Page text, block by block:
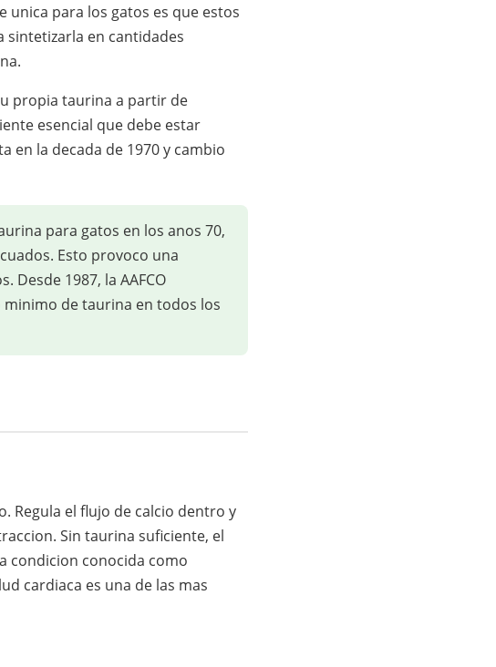
unica para los gatos es que estos
sintetizarla en cantidades
propia taurina a partir de
esencial que debe estar
en la decada de 1970 y cambio
para gatos en los anos 70,
Esto provoco una
Desde 1987, la AAFCO
minimo de taurina en todos los
Regula el flujo de calcio dentro y
Sin taurina suficiente, el
condicion conocida como
cardiaca es una de las mas